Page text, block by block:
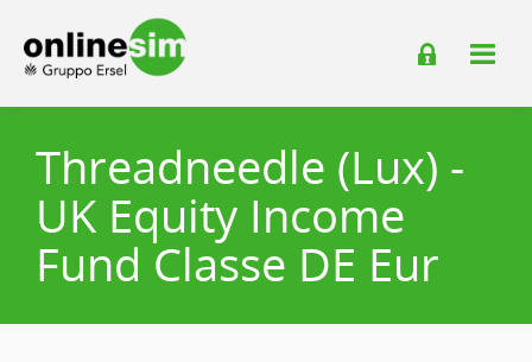
Threadneedle (Lux) -
UK Equity Income
Fund Classe DE Eur